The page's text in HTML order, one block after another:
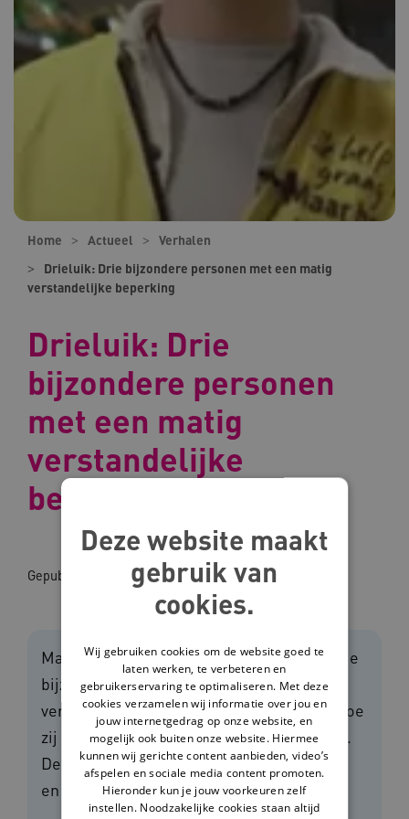
Home Actueel
Verhalen
Drieluik: Drie bijzondere personen met een matig
verstandelijke beperking
Drieluik: Drie
bijzondere personen
met een matig
verstandelijke
beperking
Gepubliceerd op: 28-09-2023
Maak kennis met Zerra, Jordy en Gino. Drie
bijzondere mensen met een matig
verstandelijke beperking (MVB). Ontdek hoe
zij het leven ervaren en wat hen inspireert.
Deze videoreeks is gemaakt door Cordaan
en Ipse de Bruggen.
Deze website maakt
gebruik van
cookies.
Wij gebruiken cookies om de website goed te
laten werken, te verbeteren en
gebruikerservaring te optimaliseren. Met deze
cookies verzamelen wij informatie over jou en
jouw internetgedrag op onze website, en
mogelijk ook buiten onze website. Hiermee
kunnen wij gerichte content aanbieden, video’s
afspelen en sociale media content promoten.
Hieronder kun je jouw voorkeuren zelf
instellen. Noodzakelijke cookies staan altijd